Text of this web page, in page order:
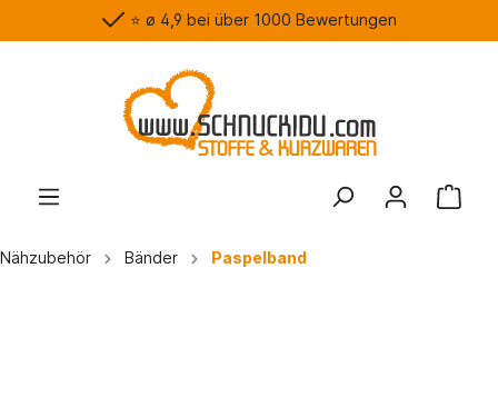
⭐️ ø 4,9 bei über 1000 Bewertungen
Nähzubehör Bänder Paspelband